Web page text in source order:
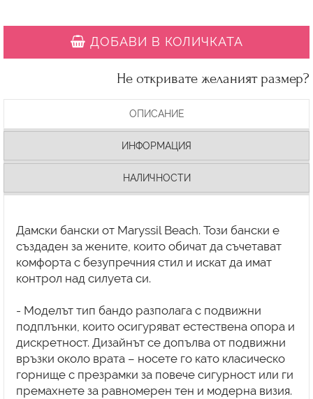
ДОБАВИ В КОЛИЧКАТА
Не откривате желаният размер?
ОПИСАНИЕ
ИНФОРМАЦИЯ
НАЛИЧНОСТИ
Дамски бански от Maryssil Beach. Този бански е
създаден за жените, които обичат да съчетават
комфорта с безупречния стил и искат да имат
контрол над силуета си.
- Моделът тип бандо разполага с подвижни
подплънки, които осигуряват естествена опора и
дискретност. Дизайнът се допълва от подвижни
връзки около врата – носете го като класическо
горнище с презрамки за повече сигурност или ги
премахнете за равномерен тен и модерна визия.